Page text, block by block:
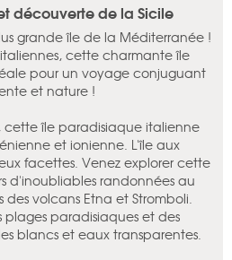
découverte de la Sicile
grande île de la Méditerranée !
cette charmante île
pour un voyage conjuguant
et nature !
cette île paradisiaque italienne
et ionienne. L'île aux
facettes. Venez explorer cette
d'inoubliables randonnées au
volcans Etna et Stromboli.
plages paradisiaques et des
blancs et eaux transparentes.